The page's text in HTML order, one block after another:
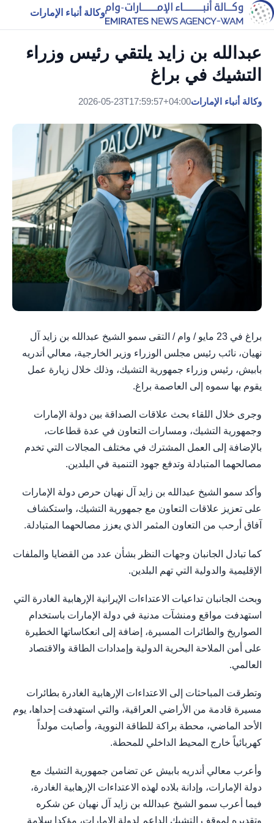
وكالة أنباء الإمارات
عبدالله بن زايد يلتقي رئيس وزراء
التشيك في براغ
وكالة أنباء الإمارات2026-05-23T17:59:57+04:00
براغ في 23 مايو / وام / التقى سمو الشيخ عبدالله بن زايد آل
نهيان، نائب رئيس مجلس الوزراء وزير الخارجية، معالي أندريه
بابيش، رئيس وزراء جمهورية التشيك، وذلك خلال زيارة عمل
يقوم بها سموه إلى العاصمة براغ.
وجرى خلال اللقاء بحث علاقات الصداقة بين دولة الإمارات
وجمهورية التشيك، ومسارات التعاون في عدة قطاعات،
بالإضافة إلى العمل المشترك في مختلف المجالات التي تخدم
مصالحهما المتبادلة وتدفع جهود التنمية في البلدين.
وأكد سمو الشيخ عبدالله بن زايد آل نهيان حرص دولة الإمارات
على تعزيز علاقات التعاون مع جمهورية التشيك، واستكشاف
آفاق أرحب من التعاون المثمر الذي يعزز مصالحهما المتبادلة.
كما تبادل الجانبان وجهات النظر بشأن عدد من القضايا والملفات
الإقليمية والدولية التي تهم البلدين.
وبحث الجانبان تداعيات الاعتداءات الإيرانية الإرهابية الغادرة التي
استهدفت مواقع ومنشآت مدنية في دولة الإمارات باستخدام
الصواريخ والطائرات المسيرة، إضافة إلى انعكاساتها الخطيرة
على أمن الملاحة البحرية الدولية وإمدادات الطاقة والاقتصاد
العالمي.
وتطرقت المباحثات إلى الاعتداءات الإرهابية الغادرة بطائرات
مسيرة قادمة من الأراضي العراقية، والتي استهدفت إحداها، يوم
الأحد الماضي، محطة براكة للطاقة النووية، وأصابت مولداً
كهربائياً خارج المحيط الداخلي للمحطة.
وأعرب معالي أندريه بابيش عن تضامن جمهورية التشيك مع
دولة الإمارات، وإدانة بلاده لهذه الاعتداءات الإرهابية الغادرة،
فيما أعرب سمو الشيخ عبدالله بن زايد آل نهيان عن شكره
وتقديره لموقف التشيك الداعم لدولة الإمارات، مؤكدا سلامة